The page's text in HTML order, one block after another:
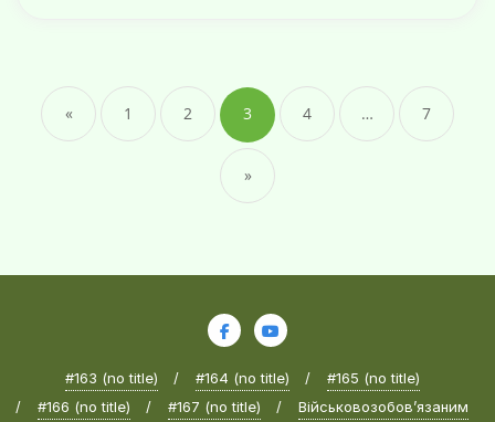
« 1 2 3 4 … 7
»
#163 (no title) #164 (no title)
#165 (no title)
#166 (no title)
#167 (no title) Військовозобов’язаним